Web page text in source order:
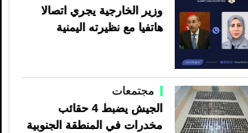
وزير الخارجية يجري اتصالا
هاتفيا مع نظيرته اليمنية
مجتمعات
الجيش يضبط 4 حقائب
مخدرات في المنطقة الجنوبية